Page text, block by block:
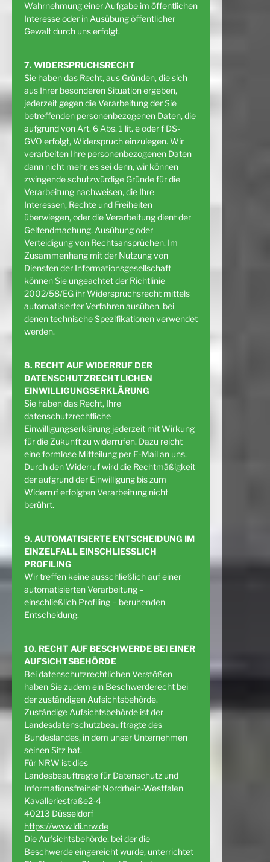
Wahrnehmung einer Aufgabe im öffentlichen
Interesse oder in Ausübung öffentlicher
Gewalt durch uns erfolgt.
7. WIDERSPRUCHSRECHT
Sie haben das Recht, aus Gründen, die sich
aus Ihrer besonderen Situation ergeben,
jederzeit gegen die Verarbeitung der Sie
betreffenden personenbezogenen Daten, die
aufgrund von Art. 6 Abs. 1 lit. e oder f DS-
GVO erfolgt, Widerspruch einzulegen. Wir
verarbeiten Ihre personenbezogenen Daten
dann nicht mehr, es sei denn, wir können
zwingende schutzwürdige Gründe für die
Verarbeitung nachweisen, die Ihre
Interessen, Rechte und Freiheiten
überwiegen, oder die Verarbeitung dient der
Geltendmachung, Ausübung oder
Verteidigung von Rechtsansprüchen. Im
Zusammenhang mit der Nutzung von
Diensten der Informationsgesellschaft
können Sie ungeachtet der Richtlinie
2002/58/EG ihr Widerspruchsrecht mittels
automatisierter Verfahren ausüben, bei
denen technische Spezifikationen verwendet
werden.
8. RECHT AUF WIDERRUF DER
DATENSCHUTZRECHTLICHEN
EINWILLIGUNGSERKLÄRUNG
Sie haben das Recht, Ihre
datenschutzrechtliche
Einwilligungserklärung jederzeit mit Wirkung
für die Zukunft zu widerrufen. Dazu reicht
eine formlose Mitteilung per E-Mail an uns.
Durch den Widerruf wird die Rechtmäßigkeit
der aufgrund der Einwilligung bis zum
Widerruf erfolgten Verarbeitung nicht
berührt.
9. AUTOMATISIERTE ENTSCHEIDUNG IM
EINZELFALL EINSCHLIESSLICH
PROFILING
Wir treffen keine ausschließlich auf einer
automatisierten Verarbeitung –
einschließlich Profiling – beruhenden
Entscheidung.
10. RECHT AUF BESCHWERDE BEI EINER
AUFSICHTSBEHÖRDE
Bei datenschutzrechtlichen Verstößen
haben Sie zudem ein Beschwerderecht bei
der zuständigen Aufsichtsbehörde.
Zuständige Aufsichtsbehörde ist der
Landesdatenschutzbeauftragte des
Bundeslandes, in dem unser Unternehmen
seinen Sitz hat.
Für NRW ist dies
Landesbeauftragte für Datenschutz und
Informationsfreiheit Nordrhein-Westfalen
Kavalleriestraße2-4
40213 Düsseldorf
https://www.ldi.nrw.de
Die Aufsichtsbehörde, bei der die
Beschwerde eingereicht wurde, unterrichtet